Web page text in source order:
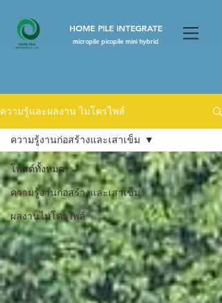
HOME PILE INTEGRATE
micropile picopile mini hybrid
ความรู้และผลงาน ไมโครไพล์
โพสต์ทั้งหมด
ความรู้งานก่อสร้างและเสาเข็ม
ผลงานไมโครไพล์
ความรู้งานก่อสร้างและเสาเข็ม